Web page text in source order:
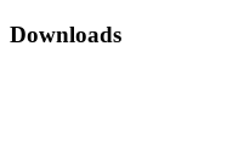
Downloads